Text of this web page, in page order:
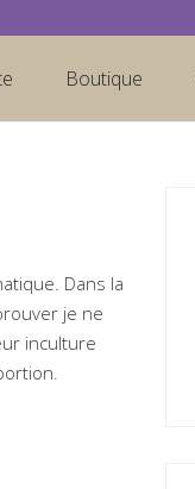
Boutique
Dans la
je ne
inculture